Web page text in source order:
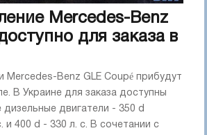
Mercedes-Benz
для заказа в
Mercedes-Benz GLE Coupé прибудут
В Украине для заказа доступны
двигатели - 350 d
400 d - 330 л. с. В сочетании с